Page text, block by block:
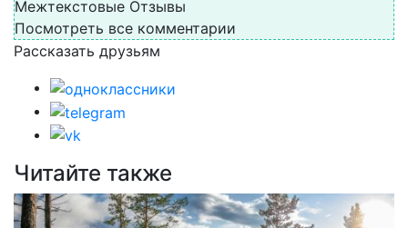
Межтекстовые Отзывы
Посмотреть все комментарии
Рассказать друзьям
Читайте также